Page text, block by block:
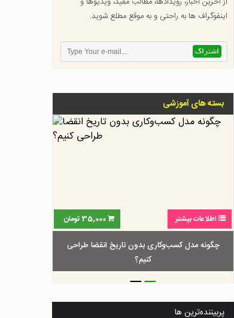
اینفوگراف ها به راحتی و به موقع مطلع شوید.
بسته های آموزشی
اطلاعات بیشتر 35,000تومان
چگونه مدل کسب‌و‌کاری بدون تاریخ انقضا طراحی
کنیم؟
__
پربیننده‌ترین ها